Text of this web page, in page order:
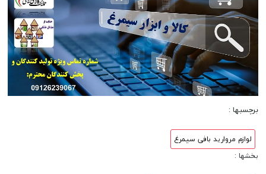
برچسبها :
لوازم مروارید بافی سیمرغ
بخشها :